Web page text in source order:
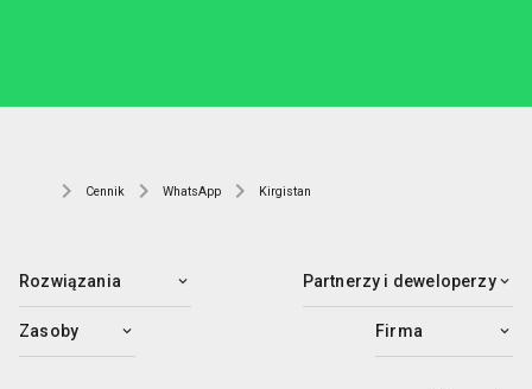
Cennik WhatsApp Kirgistan
Rozwiązania Partnerzy i deweloperzy
Zasoby Firma